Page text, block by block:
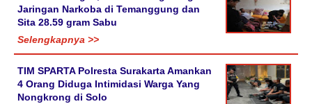
Jaringan Narkoba di Temanggung dan
Sita 28.59 gram Sabu
Selengkapnya >>
TIM SPARTA Polresta Surakarta Amankan
4 Orang Diduga Intimidasi Warga Yang
Nongkrong di Solo